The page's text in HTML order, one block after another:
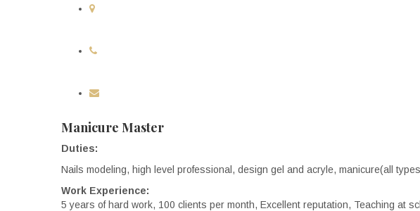
Manicure Master
Duties:
Nails modeling, high level professional, design gel and acryle, manicure(all
Work Experience:
5 years of hard work, 100 clients per month, Excellent reputation, Teaching at